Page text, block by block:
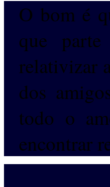
O bom é
que
relativizar
dos
todo o
encontrar